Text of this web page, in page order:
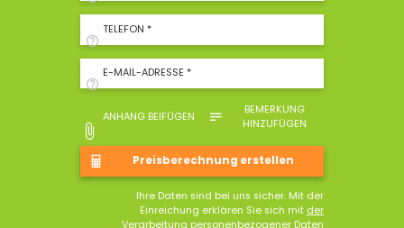
TELEFON *
E-MAIL-ADRESSE *
ANHANG BEIFÜGEN
BEMERKUNG
HINZUFÜGEN
Ihre Daten sind bei uns sicher. Mit der
Einreichung erklären Sie sich mit der
Verarbeitung personenbezogener Daten